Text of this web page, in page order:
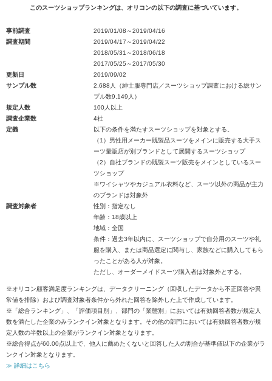
このスーツショップランキングは、オリコンの以下の調査に基づいています。
事前調査
2019/01/08～2019/04/16
調査期間
2019/04/17～2019/04/22
2018/05/31～2018/06/18
2017/05/25～2017/05/30
更新日
2019/09/02
サンプル数
2,688人（紳士服専門店／スーツショップ調査における総サン
プル数9,149人）
規定人数
100人以上
調査企業数
4社
定義
以下の条件を満たすスーツショップを対象とする。
（1）男性用メーカー既製品スーツをメインに販売する大手ス
ーツ量販店が別ブランドとして展開するスーツショップ
（2）自社ブランドの既製スーツ販売をメインとしているスー
ツショップ
※ワイシャツやカジュアル衣料など、スーツ以外の商品が主力
のブランドは対象外
調査対象者
性別：指定なし
年齢：18歳以上
地域：全国
条件：過去3年以内に、スーツショップで自分用のスーツや礼
服を購入、または商品選定に関与し、家族などに購入してもら
ったことがある人が対象。
ただし、オーダーメイドスーツ購入者は対象外とする。
※オリコン顧客満足度ランキングは、データクリーニング（回収したデータから不正回答や異
常値を排除）および調査対象者条件から外れた回答を除外した上で作成しています。
※「総合ランキング」、「評価項目別」、部門の「業態別」においては有効回答者数が規定人
数を満たした企業のみランクイン対象となります。その他の部門においては有効回答者数が規
定人数の半数以上の企業がランクイン対象となります。
※総合得点が60.00点以上で、他人に薦めたくないと回答した人の割合が基準値以下の企業がラ
ンクイン対象となります。
≫ 詳細はこちら